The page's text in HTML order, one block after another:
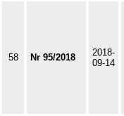
58 Nr 95/2018
2018-
09-14